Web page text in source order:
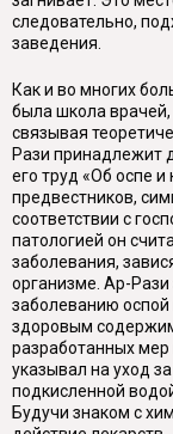
следовательно,
заведения.
Как и во многих
была школа
связывая
Рази принадлежит
его труд «Об оспе
предвестников,
соответствии с
патологией он
заболевания,
организме. Ар-
заболеванию
здоровым
разработанных
указывал на уход
подкисленной
Будучи знаком с